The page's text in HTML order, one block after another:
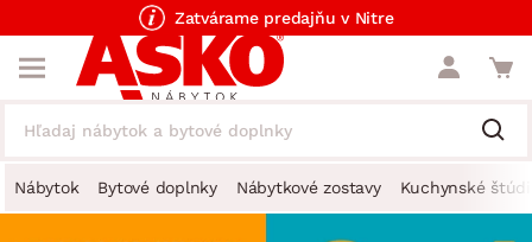
Zatvárame predajňu v Nitre
Nábytok Bytové doplnky Nábytkové zostavy Kuchynské